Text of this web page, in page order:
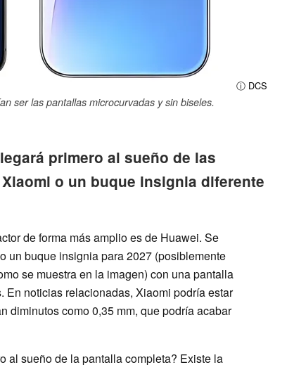
ⓘ DCS
ser las pantallas microcurvadas y sin biseles.
primero al sueño de las
o un buque insignia diferente
de forma más amplio es de Huawei. Se
un buque insignia para 2027 (posiblemente
se muestra en la imagen) con una pantalla
noticias relacionadas, Xiaomi podría estar
diminutos como 0,35 mm, que podría acabar
al sueño de la pantalla completa? Existe la